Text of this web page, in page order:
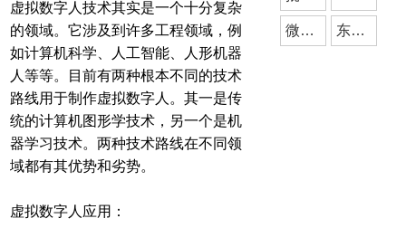
虚拟数字人技术其实是一个十分复杂
的领域。它涉及到许多工程领域，例
如计算机科学、人工智能、人形机器
人等等。目前有两种根本不同的技术
路线用于制作虚拟数字人。其一是传
统的计算机图形学技术，另一个是机
器学习技术。两种技术路线在不同领
域都有其优势和劣势。
虚拟数字人应用：
微信小程序 东莞小程序开发